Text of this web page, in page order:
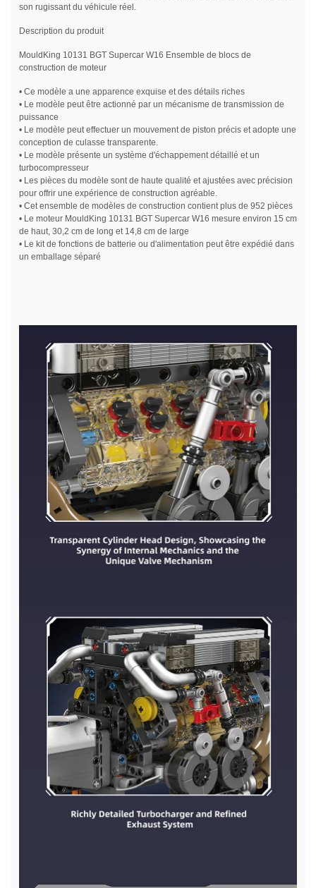
son rugissant du véhicule réel.
Description du produit
MouldKing 10131 BGT Supercar W16 Ensemble de blocs de
construction de moteur
• Ce modèle a une apparence exquise et des détails riches
• Le modèle peut être actionné par un mécanisme de transmission de
puissance
• Le modèle peut effectuer un mouvement de piston précis et adopte une
conception de culasse transparente.
• Le modèle présente un système d'échappement détaillé et un
turbocompresseur
• Les pièces du modèle sont de haute qualité et ajustées avec précision
pour offrir une expérience de construction agréable.
• Cet ensemble de modèles de construction contient plus de 952 pièces
• Le moteur MouldKing 10131 BGT Supercar W16 mesure environ 15 cm
de haut, 30,2 cm de long et 14,8 cm de large
• Le kit de fonctions de batterie ou d'alimentation peut être expédié dans
un emballage séparé